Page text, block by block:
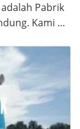
Pabrik
Kami …